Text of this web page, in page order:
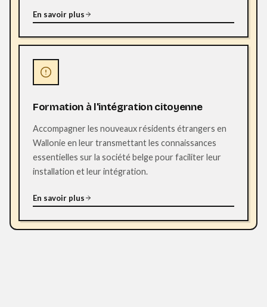
En savoir plus
Formation à l'intégration citoyenne
Accompagner les nouveaux résidents étrangers en
Wallonie en leur transmettant les connaissances
essentielles sur la société belge pour faciliter leur
installation et leur intégration.
En savoir plus